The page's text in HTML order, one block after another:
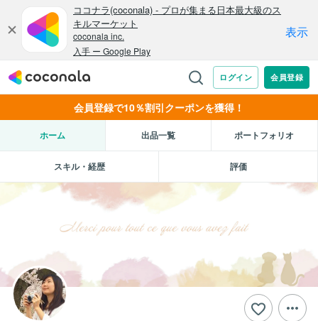
会員登録で10％割引クーポンを獲得！
ホーム 出品一覧 ポートフォリオ
スキル・経歴 評価